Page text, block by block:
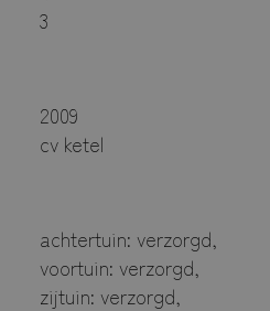
3
2009
cv ketel
achtertuin: verzorgd,
voortuin: verzorgd,
zijtuin: verzorgd,